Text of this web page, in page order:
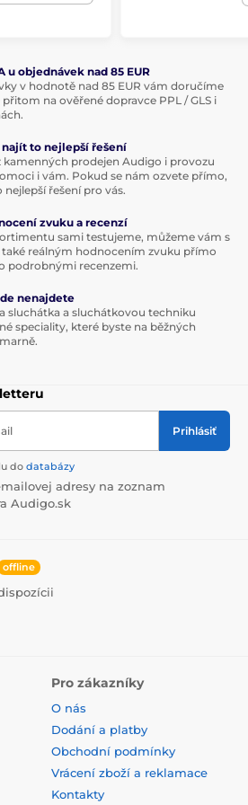
v kategóriách
u objednávek nad 85 EUR
v hodnotě nad 85 EUR vám doručíme
přitom na ověřené dopravce PPL / GLS i
to nejlepší řešení
kamenných prodejen Audigo i provozu
i vám. Pokud se nám ozvete přímo,
řešení pro vás.
zvuku a recenzí
sami testujeme, můžeme vám s
reálným hodnocením zvuku přímo
podrobnými recenzemi.
nenajdete
sluchátka a sluchátkovou techniku
speciality, které byste na běžných
Prihlásiť
do databázy
adresy na zoznam
Audigo.sk
offline
Pro zákazníky
O nás
Dodání a platby
Obchodní podmínky
Vrácení zboží a reklamace
Kontakty